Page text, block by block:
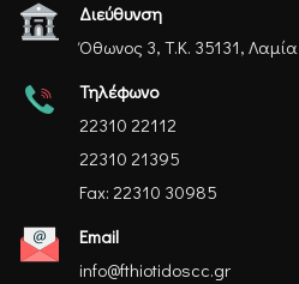
Διεύθυνση
Όθωνος 3, Τ.Κ. 35131, Λαμία
Τηλέφωνο
22310 22112
22310 21395
Fax: 22310 30985
Email
info@fthiotidoscc.gr